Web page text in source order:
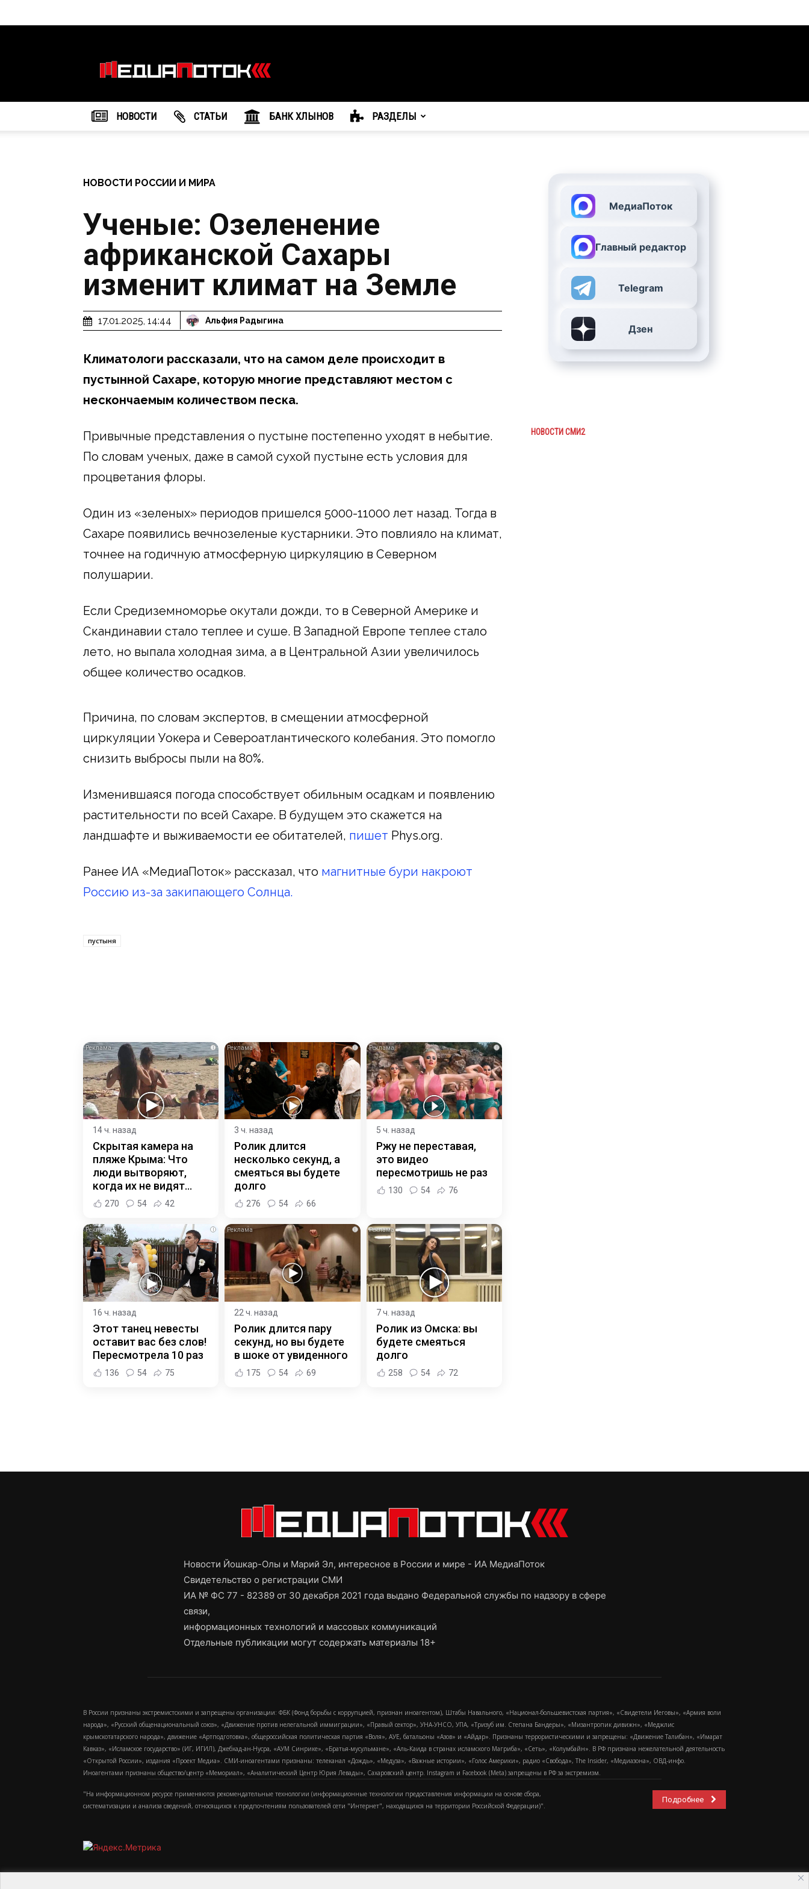
агентство
"МедиаПоток"
НОВОСТИ CТАТЬИ БАНК ХЛЫНОВ РАЗДЕЛЫ
НОВОСТИ РОССИИ И МИРА
Ученые: Озеленение
африканской Сахары
изменит климат на Земле
17.01.2025, 14:44 Альфия Радыгина
Климатологи рассказали, что на самом деле происходит в
пустынной Сахаре, которую многие представляют местом с
нескончаемым количеством песка.
Привычные представления о пустыне постепенно уходят в небытие.
По словам ученых, даже в самой сухой пустыне есть условия для
процветания флоры.
Один из «зеленых» периодов пришелся 5000-11000 лет назад. Тогда в
Сахаре появились вечнозеленые кустарники. Это повлияло на климат,
точнее на годичную атмосферную циркуляцию в Северном
полушарии.
Если Средиземноморье окутали дожди, то в Северной Америке и
Скандинавии стало теплее и суше. В Западной Европе теплее стало
лето, но выпала холодная зима, а в Центральной Азии увеличилось
общее количество осадков.
Причина, по словам экспертов, в смещении атмосферной
циркуляции Уокера и Североатлантического колебания. Это помогло
снизить выбросы пыли на 80%.
Изменившаяся погода способствует обильным осадкам и появлению
растительности по всей Сахаре. В будущем это скажется на
ландшафте и выживаемости ее обитателей, пишет Phys.org.
Ранее ИА «МедиаПоток» рассказал, что магнитные бури накроют
Россию из-за закипающего Солнца.
пустыня
i
14 ч. назад
Скрытая камера на
пляже Крыма: Что
люди вытворяют,
когда их не видят...
270 54 42
i
3 ч. назад
Ролик длится
несколько секунд, а
смеяться вы будете
долго
276 54 66
i
5 ч. назад
Ржу не переставая,
это видео
пересмотришь не раз
130 54 76
i
16 ч. назад
Этот танец невесты
оставит вас без слов!
Пересмотрела 10 раз
136 54 75
i
22 ч. назад
Ролик длится пару
секунд, но вы будете
в шоке от увиденного
175 54 69
i
7 ч. назад
Ролик из Омска: вы
будете смеяться
долго
258 54 72
МедиаПоток
Главный редактор
Telegram
Дзен
НОВОСТИ СМИ2
Новости Йошкар-Олы и Марий Эл, интересное в России и мире - ИА МедиаПоток
Свидетельство о регистрации СМИ
ИА № ФС 77 - 82389 от 30 декабря 2021 года выдано Федеральной службы по надзору в сфере
связи,
информационных технологий и массовых коммуникаций
Отдельные публикации могут содержать материалы 18+
В России признаны экстремистскими и запрещены организации: ФБК (Фонд борьбы с коррупцией, признан иноагентом), Штабы Навального, «Национал-большевистская партия», «Свидетели Иеговы», «Армия воли
народа», «Русский общенациональный союз», «Движение против нелегальной иммиграции», «Правый сектор», УНА-УНСО, УПА, «Тризуб им. Степана Бандеры», «Мизантропик дивижн», «Меджлис
крымскотатарского народа», движение «Артподготовка», общероссийская политическая партия «Воля», АУЕ, батальоны «Азов» и «Айдар». Признаны террористическими и запрещены: «Движение Талибан», «Имарат
Кавказ», «Исламское государство» (ИГ, ИГИЛ), Джебхад-ан-Нусра, «АУМ Синрике», «Братья-мусульмане», «Аль-Каида в странах исламского Магриба», «Сеть», «Колумбайн». В РФ признана нежелательной деятельность
«Открытой России», издания «Проект Медиа». СМИ-иноагентами признаны: телеканал «Дождь», «Медуза», «Важные истории», «Голос Америки», радио «Свобода», The Insider, «Медиазона», ОВД-инфо.
Иноагентами признаны общество/центр «Мемориал», «Аналитический Центр Юрия Левады», Сахаровский центр. Instagram и Facebook (Metа) запрещены в РФ за экстремизм.
"На информационном ресурсе применяются рекомендательные технологии (информационные технологии предоставления информации на основе сбора,
систематизации и анализа сведений, относящихся к предпочтениям пользователей сети "Интернет", находящихся на территории Российской Федерации)".
Подробнее